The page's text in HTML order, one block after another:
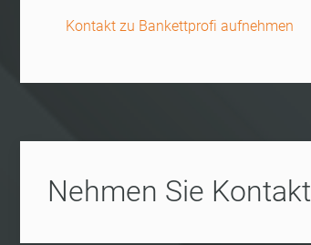
Kontakt zu Bankettprofi aufnehmen
Nehmen Sie